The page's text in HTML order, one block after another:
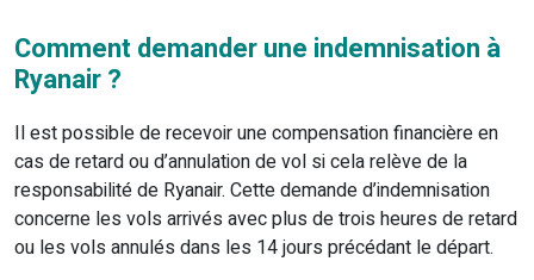
Comment demander une indemnisation à
Ryanair ?
Il est possible de recevoir une compensation financière en
cas de retard ou d’annulation de vol si cela relève de la
responsabilité de Ryanair. Cette demande d’indemnisation
concerne les vols arrivés avec plus de trois heures de retard
ou les vols annulés dans les 14 jours précédant le départ.